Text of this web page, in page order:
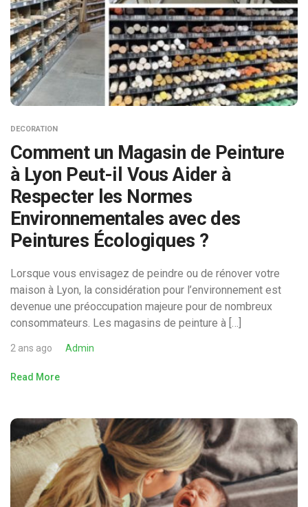
DECORATION
Comment un Magasin de Peinture
à Lyon Peut-il Vous Aider à
Respecter les Normes
Environnementales avec des
Peintures Écologiques ?
Lorsque vous envisagez de peindre ou de rénover votre
maison à Lyon, la considération pour l’environnement est
devenue une préoccupation majeure pour de nombreux
consommateurs. Les magasins de peinture à […]
2 ans ago Admin
Read More